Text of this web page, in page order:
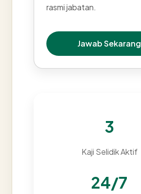
rasmi jabatan.
Jawab Sekarang
3
Kaji Selidik Aktif
24/7